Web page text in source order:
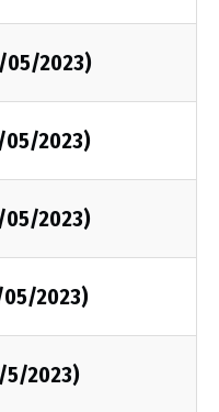
05/2023)
05/2023)
05/2023)
05/2023)
5/2023)